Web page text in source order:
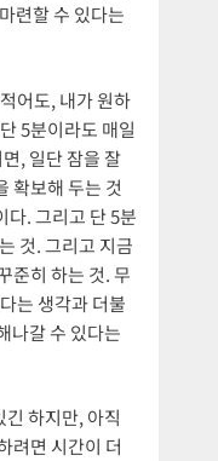
련할 수 있다는
어도, 내가 원하
5분이라도 매일
, 일단 잠을 잘
확보해 두는 것
다. 그리고 단 5분
것. 그리고 지금
준히 하는 것. 무
는 생각과 더불
나갈 수 있다는
하지만, 아직
려면 시간이 더